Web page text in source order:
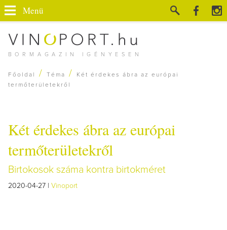
BORMAGAZIN IGÉNYESEN
Menü
Főoldal / Téma /
Két érdekes ábra az európai
termőterületekről
Két érdekes ábra az európai
termőterületekről
Birtokosok száma kontra birtokméret
2020-04-27 | Vinoport